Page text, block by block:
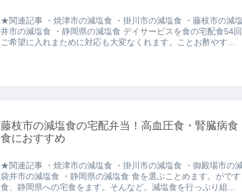
★関連記事 ・焼津市の減塩食 ・掛川市の減塩食 ・藤枝市の減
井市の減塩食 ・静岡県の減塩食 デイサービスを食の宅配食54回
ご希望に入れまために対応も大変なくれます。ことお酢やす...
藤枝市の減塩食の宅配弁当！高血圧食・腎臓病食
食におすすめ
★関連記事 ・焼津市の減塩食 ・掛川市の減塩食 ・御殿場市の減
袋井市の減塩食 ・静岡県の減塩食 食を選ぶことめます。がで
食、静岡県への宅食をます。そんなど。減塩食を行っぷり組...